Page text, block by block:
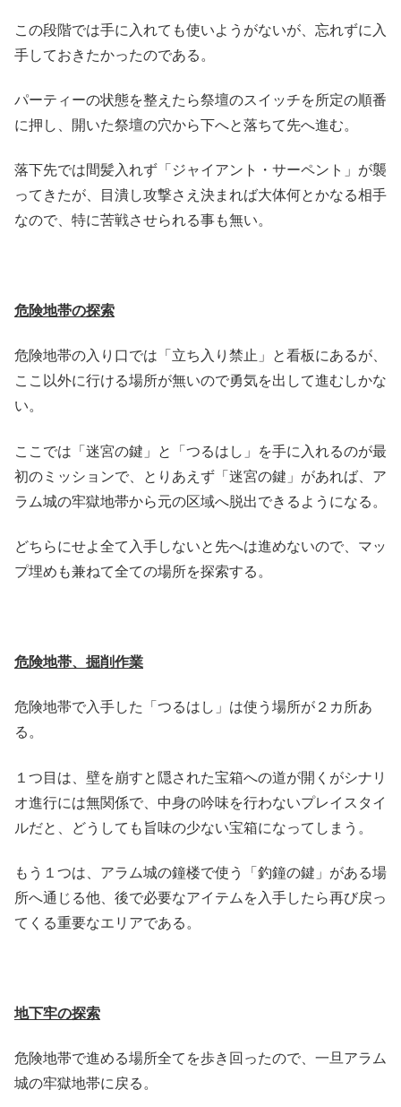
この段階では手に入れても使いようがないが、忘れずに入
手しておきたかったのである。
パーティーの状態を整えたら祭壇のスイッチを所定の順番
に押し、開いた祭壇の穴から下へと落ちて先へ進む。
落下先では間髪入れず「ジャイアント・サーペント」が襲
ってきたが、目潰し攻撃さえ決まれば大体何とかなる相手
なので、特に苦戦させられる事も無い。
危険地帯の探索
危険地帯の入り口では「立ち入り禁止」と看板にあるが、
ここ以外に行ける場所が無いので勇気を出して進むしかな
い。
ここでは「迷宮の鍵」と「つるはし」を手に入れるのが最
初のミッションで、とりあえず「迷宮の鍵」があれば、ア
ラム城の牢獄地帯から元の区域へ脱出できるようになる。
どちらにせよ全て入手しないと先へは進めないので、マッ
プ埋めも兼ねて全ての場所を探索する。
危険地帯、掘削作業
危険地帯で入手した「つるはし」は使う場所が２カ所あ
る。
１つ目は、壁を崩すと隠された宝箱への道が開くがシナリ
オ進行には無関係で、中身の吟味を行わないプレイスタイ
ルだと、どうしても旨味の少ない宝箱になってしまう。
もう１つは、アラム城の鐘楼で使う「釣鐘の鍵」がある場
所へ通じる他、後で必要なアイテムを入手したら再び戻っ
てくる重要なエリアである。
地下牢の探索
危険地帯で進める場所全てを歩き回ったので、一旦アラム
城の牢獄地帯に戻る。